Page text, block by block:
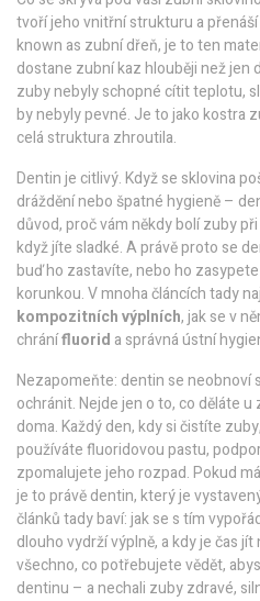
tvoří jeho vnitřní strukturu a
known as zubní dřeň, je to ten
dostane zubní kaz hlouběji než jen
zuby nebyly schopné cítit teplotu,
by nebyly pevné. Je to jako kostra
celá struktura zhroutila.
Dentin je citlivý. Když se sklovina
dráždění nebo špatné hygieně –
důvod, proč vám někdy bolí zuby
když jíte sladké. A právě proto se
buď ho zastavíte, nebo ho
korunkou. V mnoha článcích tady
kompozitních výplních, jak se v
chránífluorid a správná ústní
Nezapomeňte: dentin se neobnoví
ochránit. Nejde jen o to, co děláte
doma. Každý den, kdy si čistíte
používáte fluoridovou pastu,
zpomalujete jeho rozpad. Pokud
je to právě dentin, který je
článků tady baví: jak se s tím
dlouho vydrží výplně, a kdy je čas
všechno, co potřebujete vědět,
dentinu – a nechali zuby zdravé,